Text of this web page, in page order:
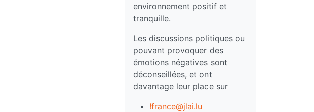
environnement positif et
tranquille.
Les discussions politiques ou
pouvant provoquer des
émotions négatives sont
déconseillées, et ont
davantage leur place sur
!france@jlai.lu